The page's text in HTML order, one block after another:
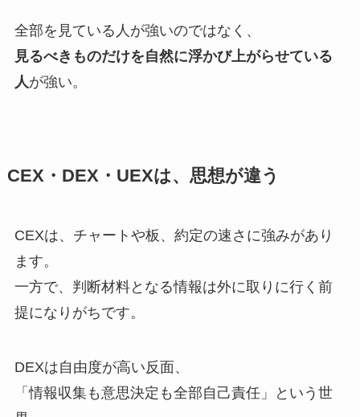
全部を見ている人が強いのではなく、
見るべきものだけを自然に浮かび上がらせている
人 が強い。
CEX・DEX・UEXは、思想が違う
CEXは、チャートや板、約定の速さに強みがあり
ます。
一方で、判断材料となる情報は外に取りに行く前
提になりがちです。
DEXは自由度が高い反面、
「情報収集も意思決定も全部自己責任」という世